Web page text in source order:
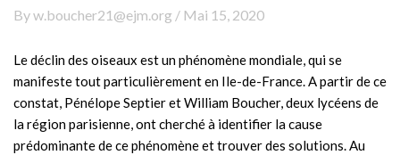
By w.boucher21@ejm.org / Mai 15, 2020
Le déclin des oiseaux est un phénomène mondiale, qui se
manifeste tout particulièrement en Ile-de-France. A partir de ce
constat, Pénélope Septier et William Boucher, deux lycéens de
la région parisienne, ont cherché à identifier la cause
prédominante de ce phénomène et trouver des solutions. Au